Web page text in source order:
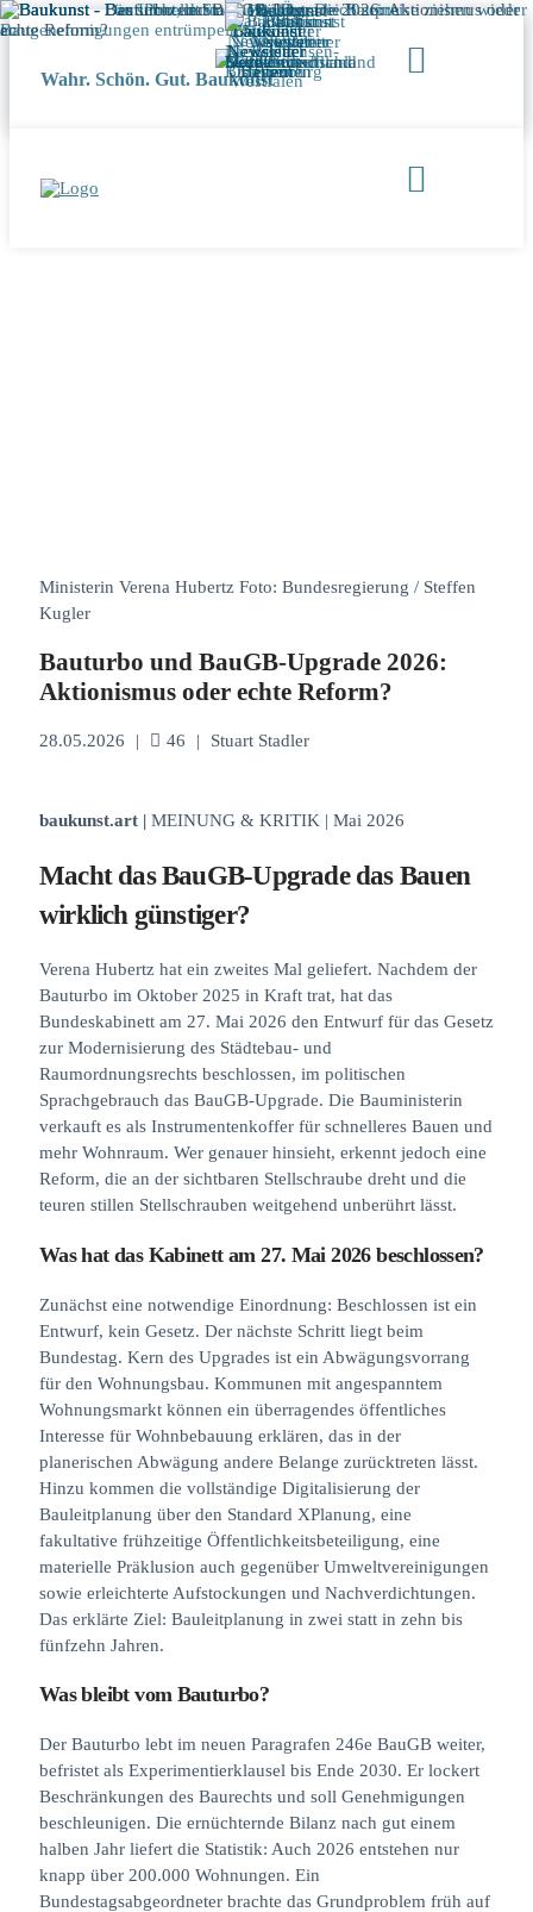
Wahr. Schön. Gut. Baukunst
Ministerin Verena Hubertz Foto: Bundesregierung / Steffen
Kugler
Bauturbo und BauGB-Upgrade 2026:
Aktionismus oder echte Reform?
28.05.2026 | 46 | Stuart Stadler
baukunst.art | MEINUNG & KRITIK | Mai 2026
Macht das BauGB-Upgrade das Bauen
wirklich günstiger?
Verena Hubertz hat ein zweites Mal geliefert. Nachdem der
Bauturbo im Oktober 2025 in Kraft trat, hat das
Bundeskabinett am 27. Mai 2026 den Entwurf für das Gesetz
zur Modernisierung des Städtebau- und
Raumordnungsrechts beschlossen, im politischen
Sprachgebrauch das BauGB-Upgrade. Die Bauministerin
verkauft es als Instrumentenkoffer für schnelleres Bauen und
mehr Wohnraum. Wer genauer hinsieht, erkennt jedoch eine
Reform, die an der sichtbaren Stellschraube dreht und die
teuren stillen Stellschrauben weitgehend unberührt lässt.
Was hat das Kabinett am 27. Mai 2026 beschlossen?
Zunächst eine notwendige Einordnung: Beschlossen ist ein
Entwurf, kein Gesetz. Der nächste Schritt liegt beim
Bundestag. Kern des Upgrades ist ein Abwägungsvorrang
für den Wohnungsbau. Kommunen mit angespanntem
Wohnungsmarkt können ein überragendes öffentliches
Interesse für Wohnbebauung erklären, das in der
planerischen Abwägung andere Belange zurücktreten lässt.
Hinzu kommen die vollständige Digitalisierung der
Bauleitplanung über den Standard XPlanung, eine
fakultative frühzeitige Öffentlichkeitsbeteiligung, eine
materielle Präklusion auch gegenüber Umweltvereinigungen
sowie erleichterte Aufstockungen und Nachverdichtungen.
Das erklärte Ziel: Bauleitplanung in zwei statt in zehn bis
fünfzehn Jahren.
Was bleibt vom Bauturbo?
Der Bauturbo lebt im neuen Paragrafen 246e BauGB weiter,
befristet als Experimentierklausel bis Ende 2030. Er lockert
Beschränkungen des Baurechts und soll Genehmigungen
beschleunigen. Die ernüchternde Bilanz nach gut einem
halben Jahr liefert die Statistik: Auch 2026 entstehen nur
knapp über 200.000 Wohnungen. Ein
Bundestagsabgeordneter brachte das Grundproblem früh auf